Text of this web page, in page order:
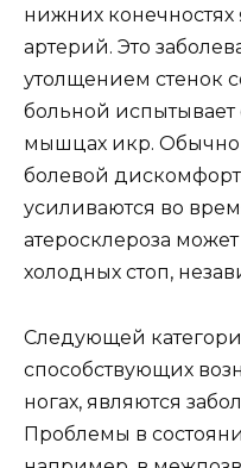
нижних конечностях
артерий. Это
утолщением стенок
больной
мышцах икр. Обычно
болевой
усиливаются во
атеросклероза
холодных стоп,
Следующей
способствующих
ногах, являются
Проблемы в